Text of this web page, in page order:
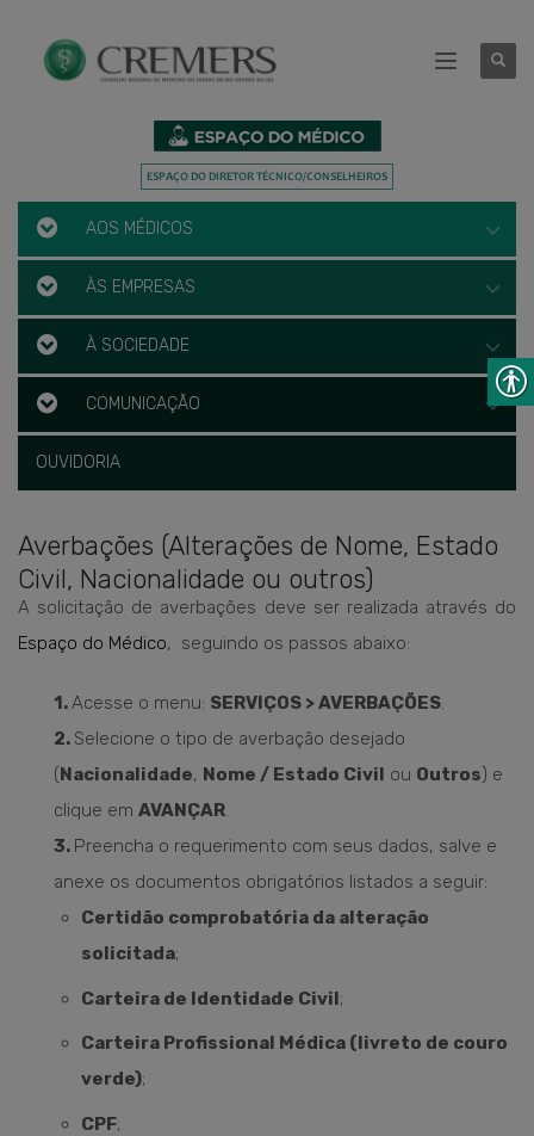
AOS MÉDICOS
ÀS EMPRESAS
À SOCIEDADE
COMUNICAÇÃO
OUVIDORIA
Averbações (Alterações de Nome, Estado
Civil, Nacionalidade ou outros)
A solicitação de averbações deve ser realizada através do
Espaço do Médico, seguindo os passos abaixo:
1.Acesse o menu: SERVIÇOS > AVERBAÇÕES.
2. Selecione o tipo de averbação desejado
(Nacionalidade, Nome / Estado Civil ou Outros) e
clique em AVANÇAR.
3. Preencha o requerimento com seus dados, salve e
anexe os documentos obrigatórios listados a seguir:
Certidão comprobatória da alteração
solicitada;
Carteira de Identidade Civil;
Carteira Profissional Médica (livreto de couro
verde);
CPF;